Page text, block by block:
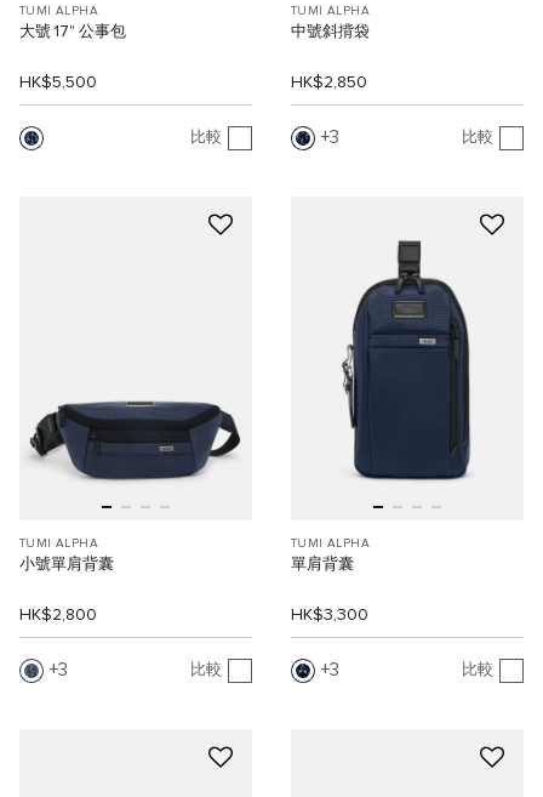
TUMI ALPHA
大號 17" 公事包
HK$5,500
比較
TUMI ALPHA
中號斜揹袋
HK$2,850
3 比較
TUMI ALPHA
小號單肩背囊
HK$2,800
3 比較
TUMI ALPHA
單肩背囊
HK$3,300
3 比較